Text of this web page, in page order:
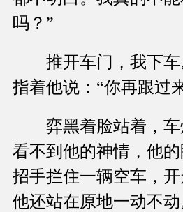
吗？”
推开车门，我下车
指着他说：“你再跟过
弈黑着脸站着，车
看不到他的神情，他
招手拦住一辆空车，开
他还站在原地一动不动